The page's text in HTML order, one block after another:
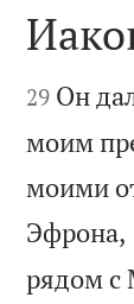


29 Он
моим
моими
Эфрона,
рядом с